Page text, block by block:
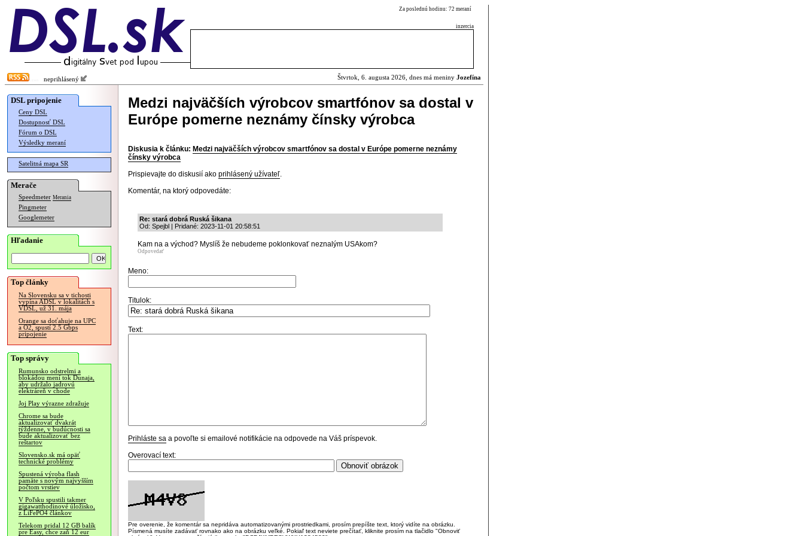
Za poslednú hodinu: 72 meraní
inzercia
neprihlásený Štvrtok, 6. augusta 2026, dnes má meniny Jozefína
DSL pripojenie
Ceny DSL
Dostupnosť DSL
Fórum o DSL
Výsledky meraní
Satelitná mapa SR
Merače
Speedmeter Merania
Pingmeter
Googlemeter
Hľadanie
Top články
Na Slovensku sa v tichosti
vypína ADSL v lokalitách s
VDSL, už 31. mája
Orange sa doťahuje na UPC
a O2, spustí 2.5 Gbps
pripojenie
Top správy
Rumunsko odstrelmi a
blokádou mení tok Dunaja,
aby udržalo jadrovú
elektráreň v chode
Joj Play výrazne zdražuje
Chrome sa bude
aktualizovať dvakrát
týždenne, v budúcnosti sa
bude aktualizovať bez
reštartov
Slovensko.sk má opäť
technické problémy
Spustená výroba flash
pamäte s novým najvyšším
počtom vrstiev
V Poľsku spustili takmer
gigawatthodinové úložisko,
z LiFePO4 článkov
Telekom pridal 12 GB balík
pre Easy, chce zaň 12 eur
Medzi najväčších výrobcov smartfónov sa dostal v
Európe pomerne neznámy čínsky výrobca
Diskusia k článku: Medzi najväčších výrobcov smartfónov sa dostal v Európe pomerne neznámy
čínsky výrobca
Prispievajte do diskusií ako prihlásený užívateľ.
Komentár, na ktorý odpovedáte:
Re: stará dobrá Ruská šikana
Od: Spejbl | Pridané: 2023-11-01 20:58:51
Kam na a východ? Myslíš že nebudeme poklonkovať neznalým USAkom?
Odpovedať
Meno:
Titulok:
Text:
Prihláste sa a povoľte si emailové notifikácie na odpovede na Váš príspevok.
Overovací text:
Pre overenie, že komentár sa nepridáva automatizovanými prostriedkami, prosím prepíšte text, ktorý vidíte na obrázku.
Písmená musíte zadávať rovnako ako na obrázku veľké. Pokiaľ text neviete prečítať, kliknite prosím na tlačidlo "Obnoviť